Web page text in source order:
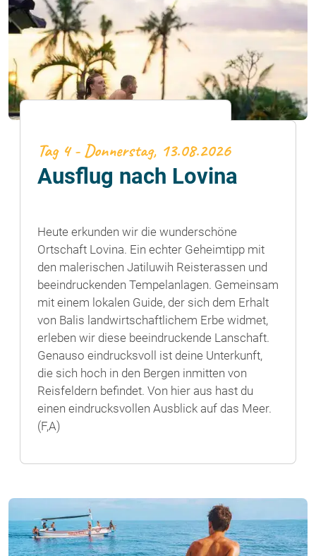
Tag 4 - Donnerstag, 13.08.2026
Ausflug nach Lovina
Heute erkunden wir die wunderschöne
Ortschaft Lovina. Ein echter Geheimtipp mit
den malerischen Jatiluwih Reisterassen und
beeindruckenden Tempelanlagen. Gemeinsam
mit einem lokalen Guide, der sich dem Erhalt
von Balis landwirtschaftlichem Erbe widmet,
erleben wir diese beeindruckende Lanschaft.
Genauso eindrucksvoll ist deine Unterkunft,
die sich hoch in den Bergen inmitten von
Reisfeldern befindet. Von hier aus hast du
einen eindrucksvollen Ausblick auf das Meer.
(F,A)